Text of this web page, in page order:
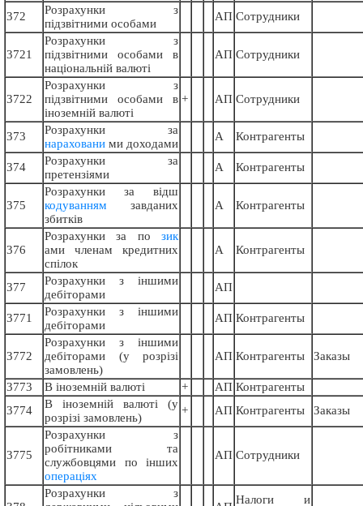
372
Розрахунки з
підзвітними особами
АП Сотрудники
3721
Розрахунки з
підзвітними особами в
національній валюті
АП Сотрудники
3722
Розрахунки з
підзвітними особами в
іноземній валюті
+ АП Сотрудники
373
Розрахунки за
нараховани ми доходами
А Контрагенты
374
Розрахунки за
претензіями
А Контрагенты
375
Розрахунки за відш
кодуванням завданих
збитків
А Контрагенты
376
Розрахунки за по зик
ами членам кредитних
спілок
А Контрагенты
377
Розрахунки з іншими
дебіторами
АП
3771
Розрахунки з іншими
дебіторами
АП Контрагенты
3772
Розрахунки з іншими
дебіторами (у розрізі
замовлень)
АП Контрагенты Заказы
3773 В іноземній валюті + АП Контрагенты
3774
В іноземній валюті (у
розрізі замовлень)
+ АП Контрагенты Заказы
3775
Розрахунки з
робітниками та
службовцями по інших
операціях
АП Сотрудники
Розрахунки з
Налоги и